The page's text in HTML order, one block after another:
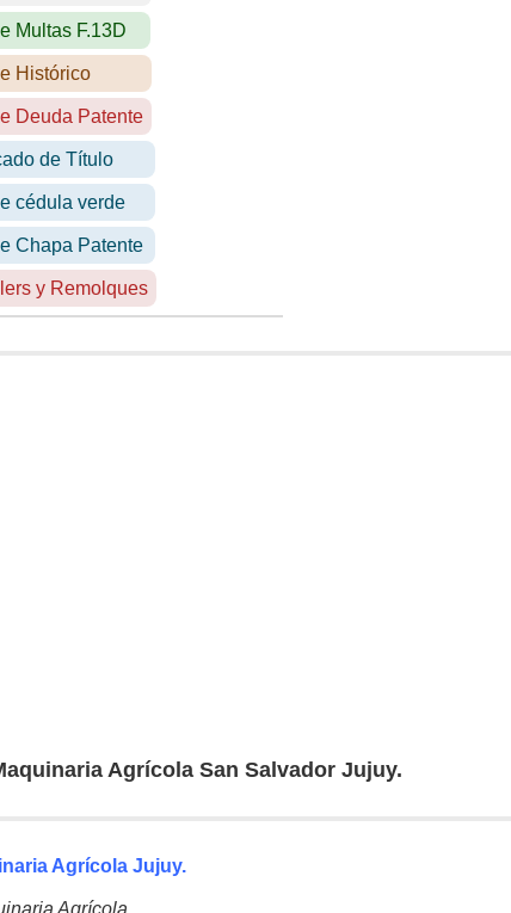
Multas F.13D
Histórico
Deuda Patente
de Título
cédula verde
Chapa Patente
y Remolques
Agrícola San Salvador Jujuy.
Agrícola Jujuy.
Agrícola.